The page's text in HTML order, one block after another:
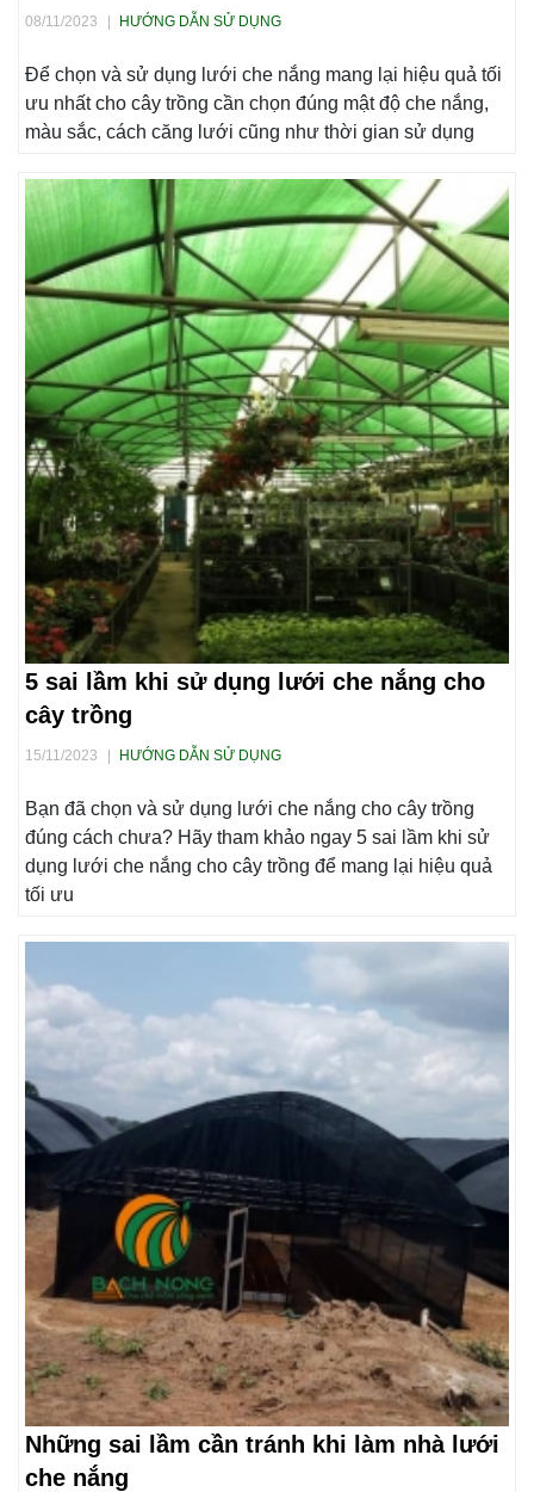
08/11/2023 HƯỚNG DẪN SỬ DỤNG
Để chọn và sử dụng lưới che nắng mang lại hiệu quả tối
ưu nhất cho cây trồng cần chọn đúng mật độ che nắng,
màu sắc, cách căng lưới cũng như thời gian sử dụng
5 sai lầm khi sử dụng lưới che nắng cho
cây trồng
15/11/2023 HƯỚNG DẪN SỬ DỤNG
Bạn đã chọn và sử dụng lưới che nắng cho cây trồng
đúng cách chưa? Hãy tham khảo ngay 5 sai lầm khi sử
dụng lưới che nắng cho cây trồng để mang lại hiệu quả
tối ưu
Những sai lầm cần tránh khi làm nhà lưới
che nắng